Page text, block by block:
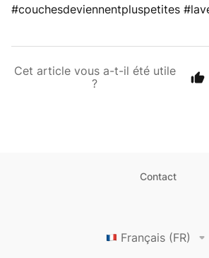
#couchesdeviennentpluspetites
Cet article vous a-t-il été utile
?
Contact
Français (FR)